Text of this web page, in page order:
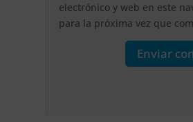
electrónico y web en este
para la próxima vez que
Enviar